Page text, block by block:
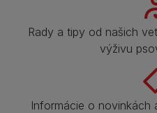
Rady a tipy od našich
výživu
Informácie o novinkách